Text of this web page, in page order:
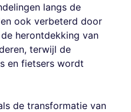
langs de
ook verbeterd door
herontdekking van
terwijl de
en fietsers wordt
de transformatie van